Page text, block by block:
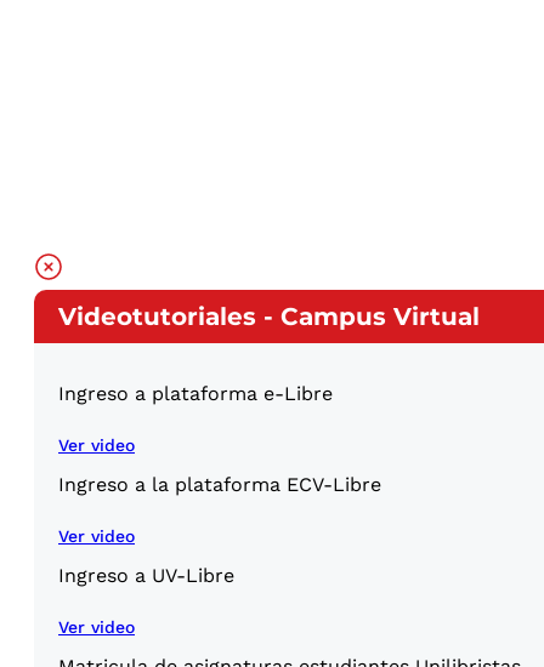
Videotutoriales - Campus Virtual
Ingreso a plataforma e-Libre
Ver video
Ingreso a la plataforma ECV-Libre
Ver video
Ingreso a UV-Libre
Ver video